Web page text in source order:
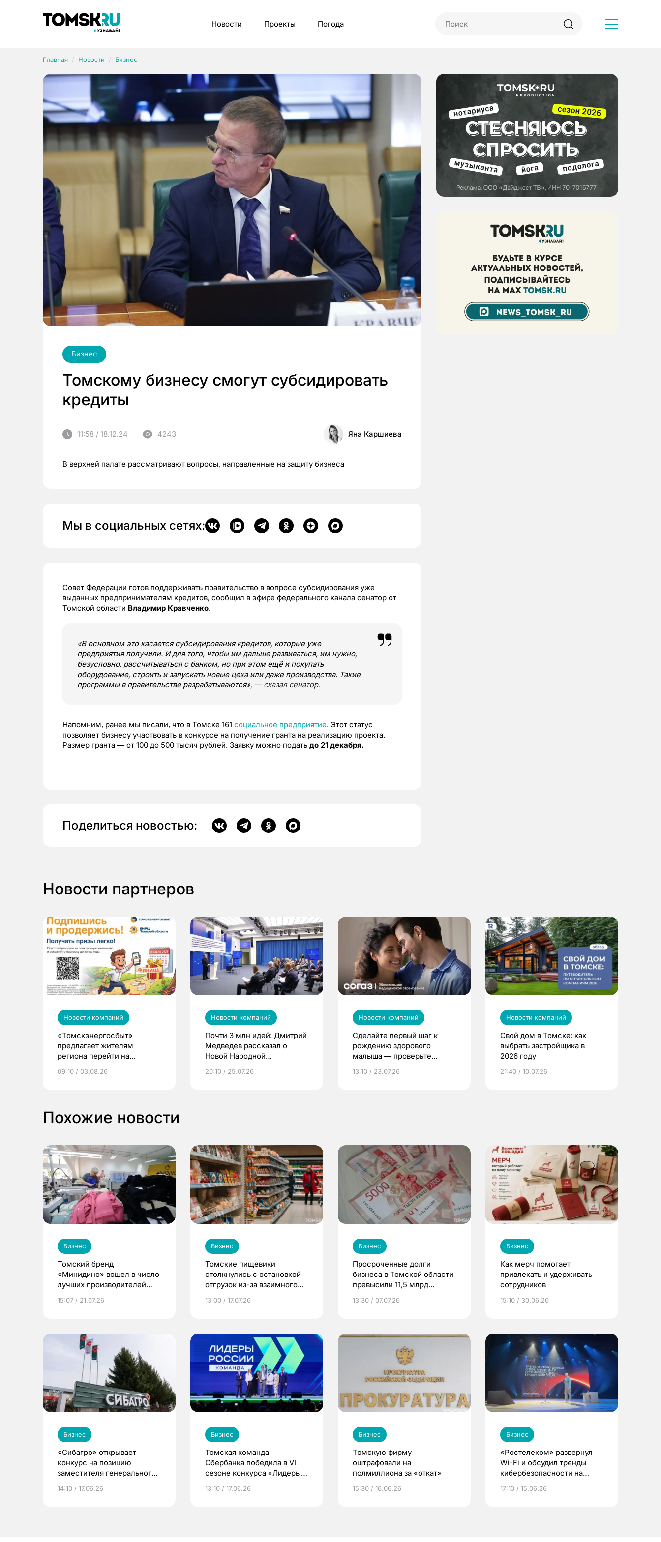
Новости Проекты Погода
Главная Новости Бизнес
Бизнес
Томскому бизнесу смогут субсидировать
кредиты
11:58 / 18.12.24 4243 Яна Каршиева
В верхней палате рассматривают вопросы, направленные на защиту бизнеса
Мы в социальных сетях:
Совет Федерации готов поддерживать правительство в вопросе субсидирования уже
выданных предпринимателям кредитов, сообщил в эфире федерального канала сенатор от
Томской области Владимир Кравченко.
«В основном это касается субсидирования кредитов, которые уже
предприятия получили. И для того, чтобы им дальше развиваться, им нужно,
безусловно, рассчитываться с банком, но при этом ещё и покупать
оборудование, строить и запускать новые цеха или даже производства. Такие
программы в правительстве разрабатываются», — сказал сенатор.
Напомним, ранее мы писали, что в Томске 161 социальное предприятие. Этот статус
позволяет бизнесу участвовать в конкурсе на получение гранта на реализацию проекта.
Размер гранта — от 100 до 500 тысяч рублей. Заявку можно подать до 21 декабря.
Поделиться новостью:
Новости партнеров
Новости компаний
«Томскэнергосбыт»
предлагает жителям
региона перейти на
выиграть призы
09:10 / 03.08.26
Новости компаний
Почти 3 млн идей: Дмитрий
Медведев рассказал о
Новой Народной
20:10 / 25.07.26
Новости компаний
Сделайте первый шаг к
рождению здорового
малыша — проверьте
по ОМС!
13:10 / 23.07.26
Новости компаний
Свой дом в Томске: как
выбрать застройщика в
2026 году
21:40 / 10.07.26
Похожие новости
Бизнес
Томский бренд
«Минидино» вошел в число
лучших производителей
15:07 / 21.07.26
Бизнес
Томские пищевики
столкнулись с остановкой
отгрузок из-за взаимного
между Россией и странами
13:00 / 17.07.26
Бизнес
Просроченные долги
бизнеса в Томской области
превысили 11,5 млрд
13:30 / 07.07.26
Бизнес
Как мерч помогает
привлекать и удерживать
сотрудников
15:10 / 30.06.26
Бизнес
«Сибагро» открывает
конкурс на позицию
заместителя генерального
вопросам
14:10 / 17.06.26
Бизнес
Томская команда
Сбербанка победила в VI
сезоне конкурса «Лидеры
13:10 / 17.06.26
Бизнес
Томскую фирму
оштрафовали на
полмиллиона за «откат»
15:30 / 16.06.26
Бизнес
«Ростелеком» развернул
Wi-Fi и обсудил тренды
кибербезопасности на
17:10 / 15.06.26
Рубрики